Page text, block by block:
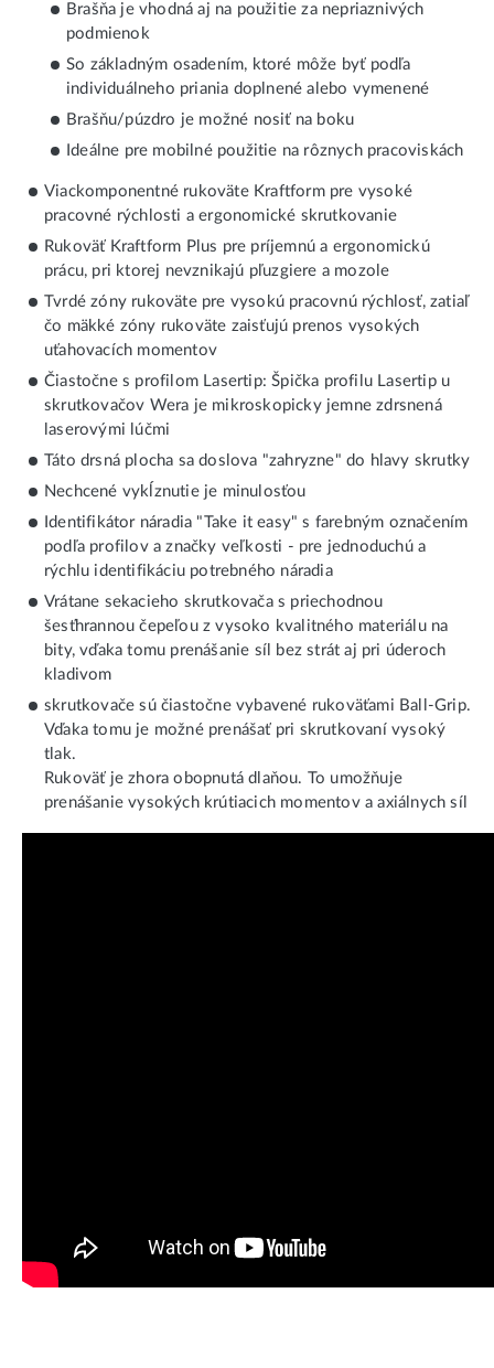
Brašňa je vhodná aj na použitie za nepriaznivých
podmienok
So základným osadením, ktoré môže byť podľa
individuálneho priania doplnené alebo vymenené
Brašňu/púzdro je možné nosiť na boku
Ideálne pre mobilné použitie na rôznych pracoviskách
Viackomponentné rukoväte Kraftform pre vysoké
pracovné rýchlosti a ergonomické skrutkovanie
Rukoväť Kraftform Plus pre príjemnú a ergonomickú
prácu, pri ktorej nevznikajú pľuzgiere a mozole
Tvrdé zóny rukoväte pre vysokú pracovnú rýchlosť, zatiaľ
čo mäkké zóny rukoväte zaisťujú prenos vysokých
uťahovacích momentov
Čiastočne s profilom Lasertip: Špička profilu Lasertip u
skrutkovačov Wera je mikroskopicky jemne zdrsnená
laserovými lúčmi
Táto drsná plocha sa doslova "zahryzne" do hlavy skrutky
Nechcené vykĺznutie je minulosťou
Identifikátor náradia "Take it easy" s farebným označením
podľa profilov a značky veľkosti - pre jednoduchú a
rýchlu identifikáciu potrebného náradia
Vrátane sekacieho skrutkovača s priechodnou
šesťhrannou čepeľou z vysoko kvalitného materiálu na
bity, vďaka tomu prenášanie síl bez strát aj pri úderoch
kladivom
skrutkovače sú čiastočne vybavené rukoväťami Ball-Grip.
Vďaka tomu je možné prenášať pri skrutkovaní vysoký
tlak.
Rukoväť je zhora obopnutá dlaňou. To umožňuje
prenášanie vysokých krútiacich momentov a axiálnych síl